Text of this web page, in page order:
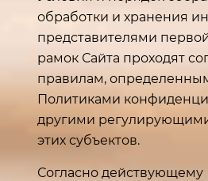
обработки и хранения
представителями
рамок Сайта проходят
правилам,
Политиками
другими
этих субъектов.
Согласно действующему